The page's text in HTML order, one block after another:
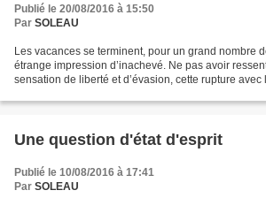
Publié le 20/08/2016 à 15:50
Par SOLEAU
Les vacances se terminent, pour un grand nombre
étrange impression d’inachevé. Ne pas avoir
sensation de liberté et d’évasion, cette rupture avec
Une question d'état d'esprit
Publié le 10/08/2016 à 17:41
Par SOLEAU